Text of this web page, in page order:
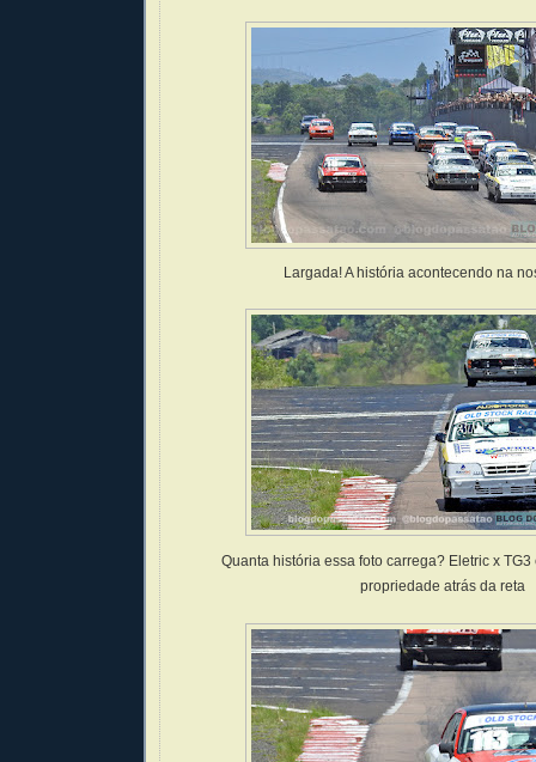
Largada! A história acontecendo na
Quanta história essa foto carrega? Eletric x
propriedade atrás da reta